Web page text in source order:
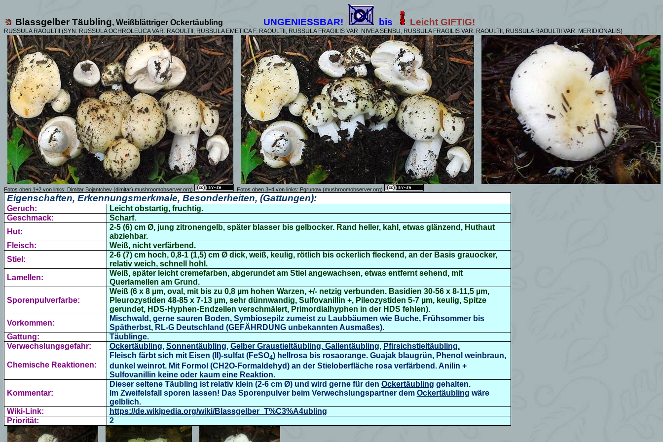
Blassgelber Täubling, Weißblättriger Ockertäubling UNGENIESSBAR! bis Leicht GIFTIG!
RUSSULA RAOULTII (SYN. RUSSULA OCHROLEUCA VAR. RAOULTII, RUSSULA EMETICA F. RAOULTII, RUSSULA FRAGILIS VAR. NIVEA SENSU, RUSSULA FRAGILIS VAR. RAOULTII, RUSSULA RAOULTII VAR. MERIDIONALIS)
Fotos oben 1+2 von links: Dimitar Bojantchev (dimitar) mushroomobserver.org) Fotos oben 3+4 von links: Pgrunow (mushroomobserver.org)
Eigenschaften, Erkennungsmerkmale, Besonderheiten, (Gattungen):
Geruch:
Leicht obstartig, fruchtig.
Geschmack:
Scharf.
Hut:
2-5 (6) cm Ø, jung zitronengelb, später blasser bis gelbocker. Rand heller, kahl, etwas glänzend, Huthaut
abziehbar.
Fleisch:
Weiß, nicht verfärbend.
Stiel:
2-6 (7) cm hoch, 0,8-1 (1,5) cm Ø dick, weiß, keulig, rötlich bis ockerlich fleckend, an der Basis grauocker,
relativ weich, schnell hohl.
Lamellen:
Weiß, später leicht cremefarben, abgerundet am Stiel angewachsen, etwas entfernt sehend, mit
Querlamellen am Grund.
Sporenpulverfarbe:
Weiß (6 x 8 µm, oval, mit bis zu 0,8 µm hohen Warzen, +/- netzig verbunden. Basidien 30-56 x 8-11,5 µm,
Pleurozystiden 48-85 x 7-13 µm, sehr dünnwandig, Sulfovanillin +, Pileozystiden 5-7 µm, keulig, Spitze
gerundet, HDS-Hyphen-Endzellen verschmälert, Primordialhyphen in der HDS fehlen).
Vorkommen:
Mischwald, gerne sauren Boden, Symbiosepilz zumeist zu Laubbäumen wie Buche, Frühsommer bis
Spätherbst, RL-G Deutschland (GEFÄHRDUNG unbekannten Ausmaßes).
Gattung:
Täublinge.
Verwechslungsgefahr:
Ockertäubling, Sonnentäubling, Gelber Graustieltäubling, Gallentäubling, Pfirsichstieltäubling.
Chemische Reaktionen:
Fleisch färbt sich mit Eisen (II)-sulfat (FeSO4) hellrosa bis rosaorange. Guajak blaugrün, Phenol weinbraun,
dunkel weinrot. Mit Formol (CH2O-Formaldehyd) an der Stieloberfläche rosa verfärbend. Anilin +
Sulfovanillin keine oder kaum eine Reaktion.
Kommentar:
Dieser seltene Täubling ist relativ klein (2-6 cm Ø) und wird gerne für den Ockertäubling gehalten.
Im Zweifelsfall sporen lassen! Das Sporenpulver beim Verwechslungspartner dem Ockertäubling wäre
gelblich.
Wiki-Link:
https://de.wikipedia.org/wiki/Blassgelber_T%C3%A4ubling
Priorität:
2